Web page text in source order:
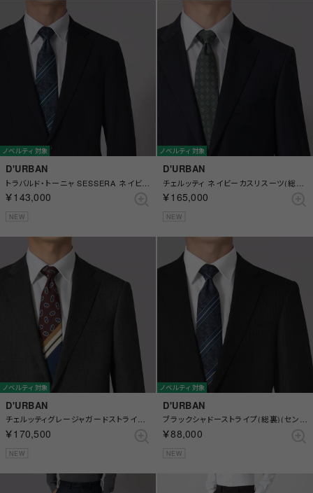
ノベルティ対象
D'URBAN
￥143,000
NEW
ノベルティ対象
D'URBAN
￥165,000
NEW
ノベルティ対象
D'URBAN
チェルッティグレージャガードストライプスーツ(総裏)(センターベント) （グレー）
￥170,500
NEW
ノベルティ対象
D'URBAN
ブラックシャドーストライプ(総裏)(センターベント) （ブラック）
￥88,000
NEW